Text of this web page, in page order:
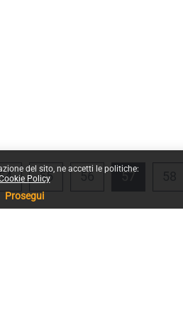
del sito, ne accetti le politiche:
Policy
Prosegui
Pagina 54
55Pagina 55
56 Pagina 56
57Pagina 57